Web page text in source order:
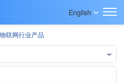
English
物联网行业产品